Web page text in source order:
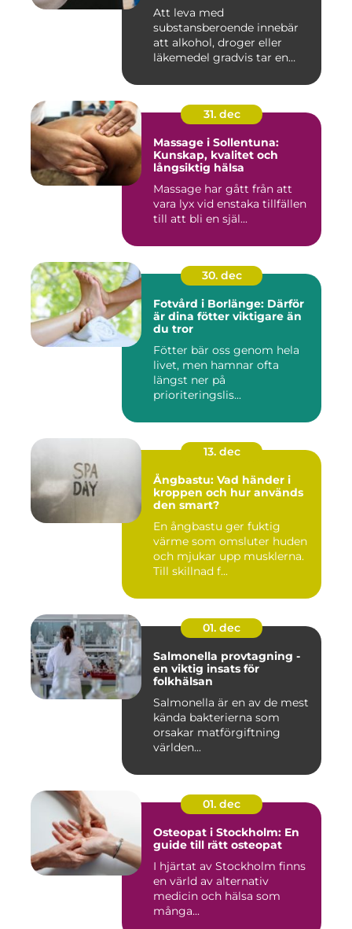
Att leva med
substansberoende innebär
att alkohol, droger eller
läkemedel gradvis tar en
31. dec
Massage i Sollentuna:
Kunskap, kvalitet och
långsiktig hälsa
Massage har gått från att
vara lyx vid enstaka tillfällen
till att bli en själ...
30. dec
Fotvård i Borlänge: Därför
är dina fötter viktigare än
du tror
Fötter bär oss genom hela
livet, men hamnar ofta
längst ner på
prioriteringslis...
13. dec
Ångbastu: Vad händer i
kroppen och hur används
den smart?
En ångbastu ger fuktig
värme som omsluter huden
och mjukar upp musklerna.
Till skillnad f...
01. dec
Salmonella provtagning -
en viktig insats för
folkhälsan
Salmonella är en av de mest
kända bakterierna som
orsakar matförgiftning
världen...
01. dec
Osteopat i Stockholm: En
guide till rätt osteopat
I hjärtat av Stockholm finns
en värld av alternativ
medicin och hälsa som
många...